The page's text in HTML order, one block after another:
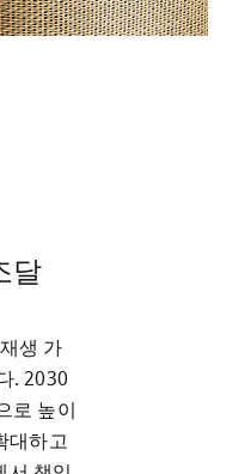
달
생 가
. 2030
로 높이
대하고